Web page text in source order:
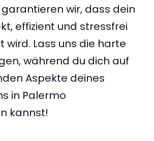
garantieren wir, dass dein
effizient und stressfrei
wird. Lass uns die harte
während du dich auf
Aspekte deines
in Palermo
kannst!